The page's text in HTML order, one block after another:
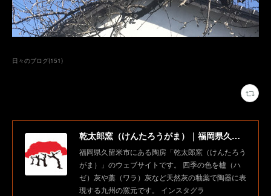
日々のブログ(151)
乾太郎窯（けんたろうがま）｜福岡県久留米市にある陶房
福岡県久留米市にある陶房「乾太郎窯（けんたろう
がま）」のウェブサイトです。 四季の色を櫨（ハ
ゼ）灰や藁（ワラ）灰など天然灰の釉薬で陶器に表
現する九州の窯元です。 インスタグラ